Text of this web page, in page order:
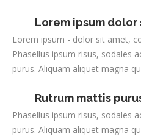
Lorem ipsum dolor
Lorem ipsum - dolor sit amet,
Phasellus ipsum risus, sodales
purus. Aliquam aliquet magna
Rutrum mattis
Phasellus ipsum risus, sodales
purus. Aliquam aliquet magna